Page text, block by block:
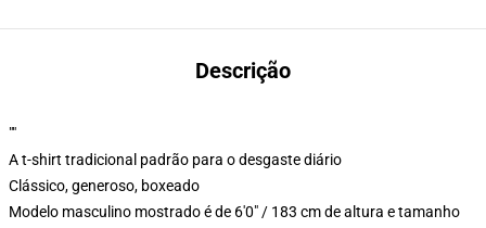
Descrição
""
A t-shirt tradicional padrão para o desgaste diário
Clássico, generoso, boxeado
Modelo masculino mostrado é de 6'0" / 183 cm de altura e tamanho